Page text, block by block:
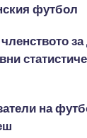
футбол
на